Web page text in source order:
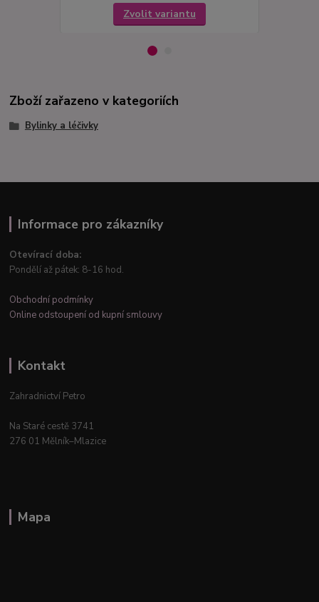
Zvolit variantu
Zboží zařazeno v kategoriích
Bylinky a léčivky
Informace pro zákazníky
Otevírací doba:
Pondělí až pátek: 8-16 hod.
Obchodní podmínky
Online odstoupení od kupní smlouvy
Kontakt
Zahradnictví Petro
Na Staré cestě 3741
276 01 Mělník–Mlazice
Mapa